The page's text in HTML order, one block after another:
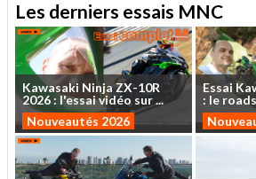
Les derniers essais MNC
Kawasaki NinjaZX-10R
2026: l'essaividéo sur...
Nouveautés 2026
Essai
: le